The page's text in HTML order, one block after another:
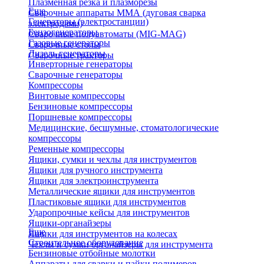
Плазменная резка и плазморезы
Сварочные аппараты ММА (дуговая сварка
электродами)
Сварочные полуавтоматы (MIG-MAG)
Сварочные столы
Сварочные тракторы
Еще
Генераторы (электростанции)
Бензогенераторы
Газовые генераторы
Дизель генераторы
Инверторные генераторы
Сварочные генераторы
Компрессоры
Винтовые компрессоры
Бензиновые компрессоры
Поршневые компрессоры
Медицинские, бесшумные, стоматологические
компрессоры
Ременные компрессоры
Ящики, сумки и чехлы для инструментов
Ящики для ручного инструмента
Ящики для электроинструмента
Металлические ящики для инструментов
Пластиковые ящики для инструментов
Ударопрочные кейсы для инструментов
Ящики-органайзеры
Ящики для инструментов на колесах
Чехлы и сумки органайзеры для инструмента
Еще
Строительное оборудование
Бензиновые отбойные молотки